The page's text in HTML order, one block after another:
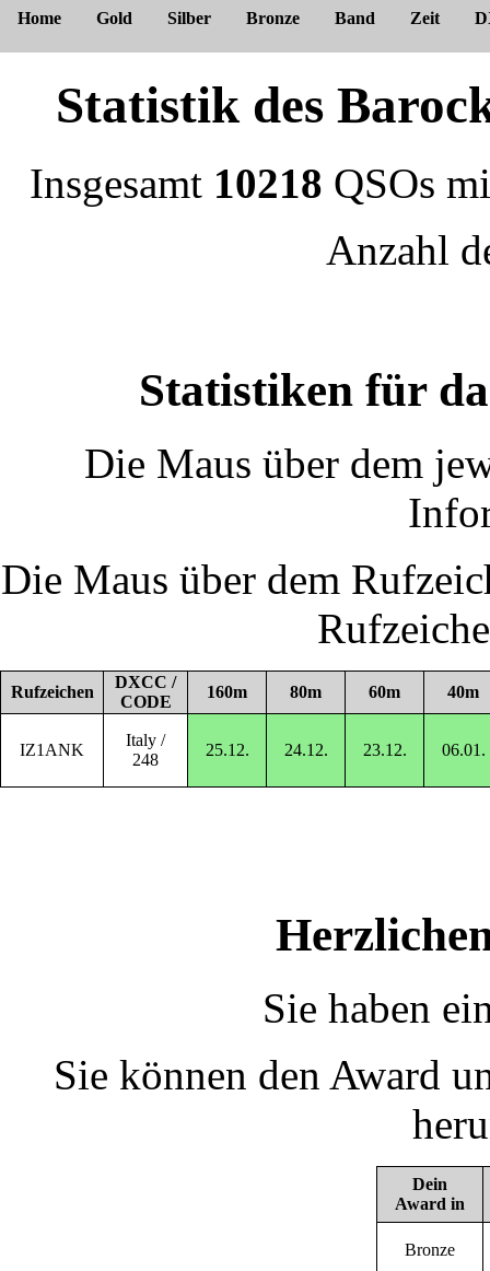
Home Gold Silber Bronze Band Zeit
Statistik des
Insgesamt 10218 QSOs
Anzahl
Statistiken für
Die Maus über dem
Die Maus über dem
Rufzeichen
DXCC /
CODE
160m 80m 60m 40m
IZ1ANK
Italy /
248
25.12. 24.12. 23.12. 06.01.
Sie haben
Sie können den Award
Dein
Award in
Bronze